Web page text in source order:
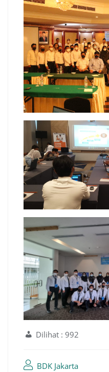
Dilihat : 992
BDK Jakarta